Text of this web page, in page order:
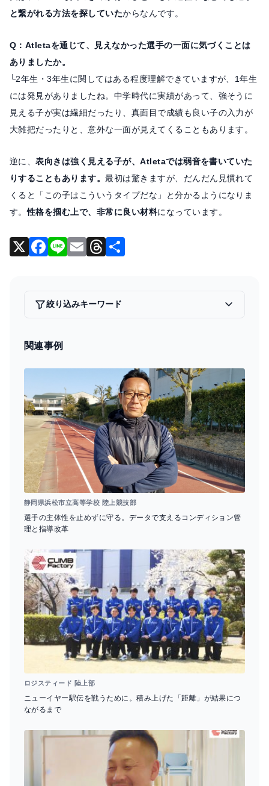
と繋がれる方法を探していたからなんです。
Q：Atletaを通じて、見えなかった選手の一面に気づくことは
ありましたか。
└2年生・3年生に関してはある程度理解できていますが、1年生
には発見がありましたね。中学時代に実績があって、強そうに
見える子が実は繊細だったり、真面目で成績も良い子の入力が
大雑把だったりと、意外な一面が見えてくることもあります。
逆に、表向きは強く見える子が、Atletaでは弱音を書いていた
りすることもあります。最初は驚きますが、だんだん見慣れて
くると「この子はこういうタイプだな」と分かるようになりま
す。性格を掴む上で、非常に良い材料になっています。
X F
e
o
Li E
l
T
a
絞り込みキーワード
関連事例
静岡県浜松市立高等学校 陸上競技部
選手の主体性を止めずに守る。データで支えるコンディション管
理と指導改革
ロジスティード 陸上部
ニューイヤー駅伝を戦うために。積み上げた「距離」が結果につ
ながるまで